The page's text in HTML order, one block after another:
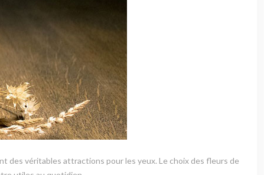
des véritables attractions pour les yeux. Le choix des fleurs de